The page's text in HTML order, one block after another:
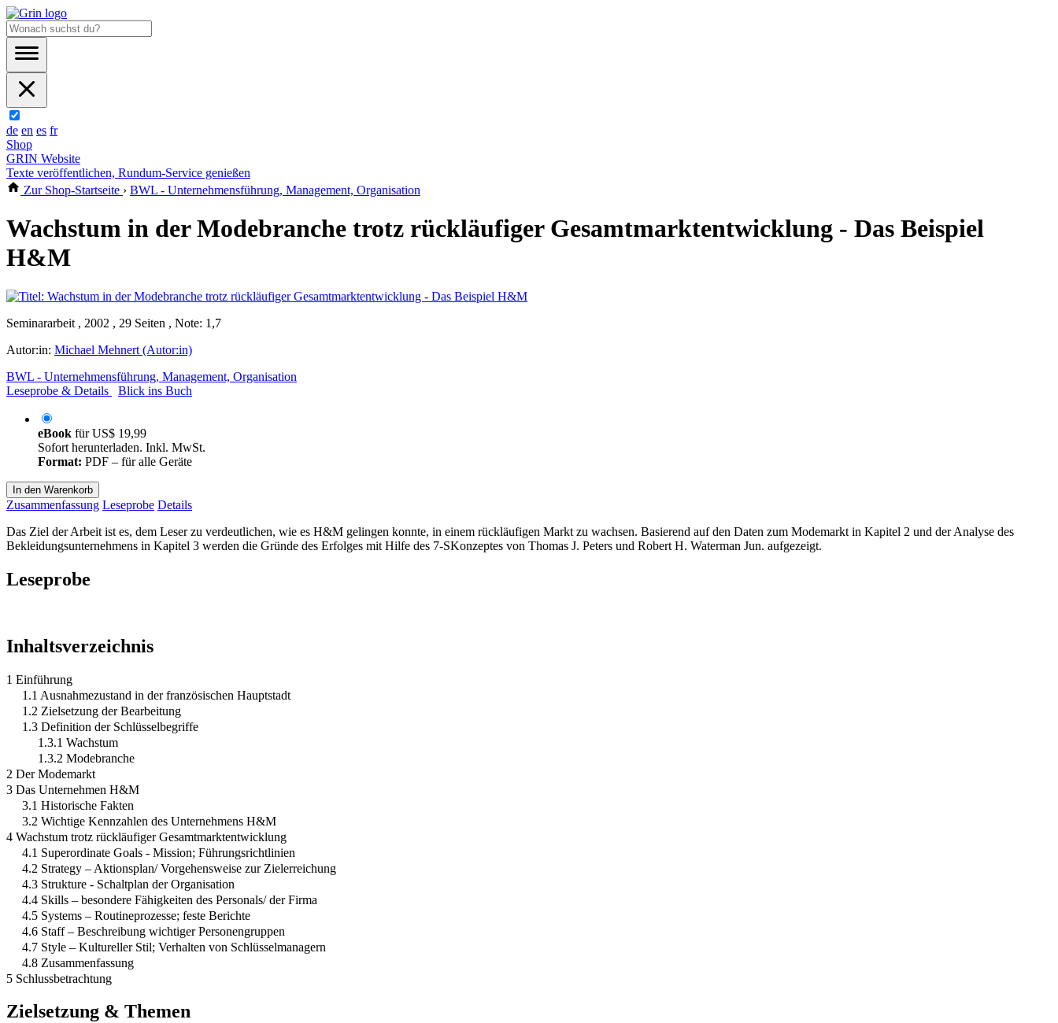
de en es fr
Shop
GRIN Website
Texte veröffentlichen, Rundum-Service genießen
Zur Shop-Startseite › BWL - Unternehmensführung, Management, Organisation
Wachstum in der Modebranche trotz rückläufiger Gesamtmarktentwicklung - Das Beispiel
H&M
Seminararbeit , 2002 , 29 Seiten , Note: 1,7
Autor:in: Michael Mehnert (Autor:in)
BWL - Unternehmensführung, Management, Organisation
Leseprobe & Details
Blick ins Buch
eBook fürUS$ 19,99
Sofort herunterladen. Inkl. MwSt.
Format: PDF – für alle Geräte
In den Warenkorb
Zusammenfassung Leseprobe Details
Das Ziel der Arbeit ist es, dem Leser zu verdeutlichen, wie es H&M gelingen konnte, in einem rückläufigen Markt zu wachsen. Basierend auf den Daten zum Modemarkt in Kapitel 2 und der Analyse des
Bekleidungsunternehmens in Kapitel 3 werden die Gründe des Erfolges mit Hilfe des 7-SKonzeptes von Thomas J. Peters und Robert H. Waterman Jun. aufgezeigt.
Leseprobe
Inhaltsverzeichnis
1 Einführung
1.1 Ausnahmezustand in der französischen Hauptstadt
1.2 Zielsetzung der Bearbeitung
1.3 Definition der Schlüsselbegriffe
1.3.1 Wachstum
1.3.2 Modebranche
2 Der Modemarkt
3 Das Unternehmen H&M
3.1 Historische Fakten
3.2 Wichtige Kennzahlen des Unternehmens H&M
4 Wachstum trotz rückläufiger Gesamtmarktentwicklung
4.1 Superordinate Goals - Mission; Führungsrichtlinien
4.2 Strategy – Aktionsplan/ Vorgehensweise zur Zielerreichung
4.3 Strukture - Schaltplan der Organisation
4.4 Skills – besondere Fähigkeiten des Personals/ der Firma
4.5 Systems – Routineprozesse; feste Berichte
4.6 Staff – Beschreibung wichtiger Personengruppen
4.7 Style – Kultureller Stil; Verhalten von Schlüsselmanagern
4.8 Zusammenfassung
5 Schlussbetrachtung
Zielsetzung & Themen